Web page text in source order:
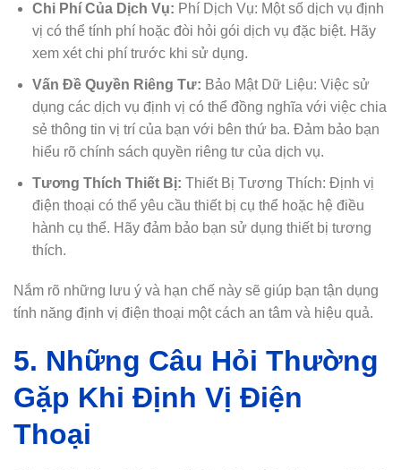
Chi Phí Của Dịch Vụ: Phí Dịch Vụ: Một số dịch vụ định
vị có thể tính phí hoặc đòi hỏi gói dịch vụ đặc biệt. Hãy
xem xét chi phí trước khi sử dụng.
Vấn Đề Quyền Riêng Tư: Bảo Mật Dữ Liệu: Việc sử
dụng các dịch vụ định vị có thể đồng nghĩa với việc chia
sẻ thông tin vị trí của bạn với bên thứ ba. Đảm bảo bạn
hiểu rõ chính sách quyền riêng tư của dịch vụ.
Tương Thích Thiết Bị: Thiết Bị Tương Thích: Định vị
điện thoại có thể yêu cầu thiết bị cụ thể hoặc hệ điều
hành cụ thể. Hãy đảm bảo bạn sử dụng thiết bị tương
thích.
Nắm rõ những lưu ý và hạn chế này sẽ giúp bạn tận dụng
tính năng định vị điện thoại một cách an tâm và hiệu quả.
5. Những Câu Hỏi Thường
Gặp Khi Định Vị Điện
Thoại